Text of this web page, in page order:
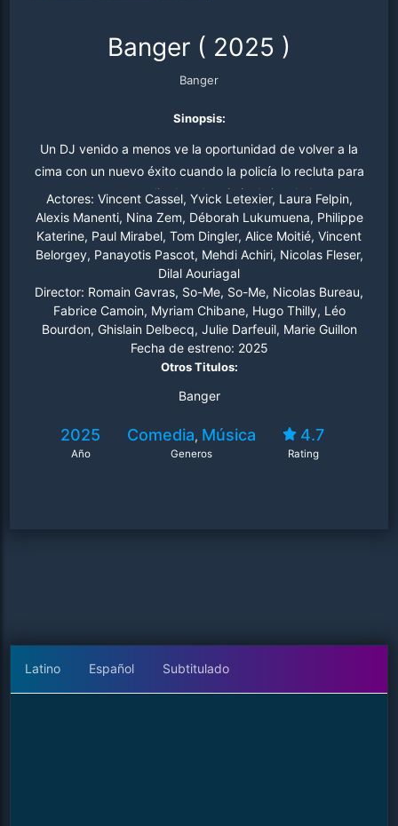
Banger ( 2025 )
Banger
Sinopsis:
Un DJ venido a menos ve la oportunidad de volver a la
cima con un nuevo éxito cuando la policía lo recluta para
capturar a una peculiar banda criminal vinculada con su
rival.
Actores: Vincent Cassel, Yvick Letexier, Laura Felpin,
Alexis Manenti, Nina Zem, Déborah Lukumuena, Philippe
Katerine, Paul Mirabel, Tom Dingler, Alice Moitié, Vincent
Belorgey, Panayotis Pascot, Mehdi Achiri, Nicolas Fleser,
Dilal Aouriagal
Director: Romain Gavras, So-Me, So-Me, Nicolas Bureau,
Fabrice Camoin, Myriam Chibane, Hugo Thilly, Léo
Bourdon, Ghislain Delbecq, Julie Darfeuil, Marie Guillon
Fecha de estreno: 2025
Otros Titulos:
Banger
2025
Año
Comedia, Música
Generos
4.7
Rating
Latino Español Subtitulado